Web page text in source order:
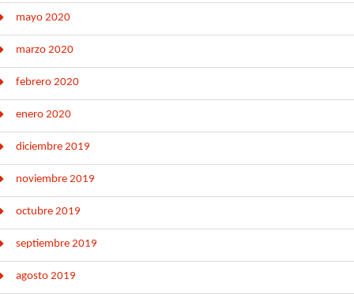
mayo 2020
marzo 2020
febrero 2020
enero 2020
diciembre 2019
noviembre 2019
octubre 2019
septiembre 2019
agosto 2019